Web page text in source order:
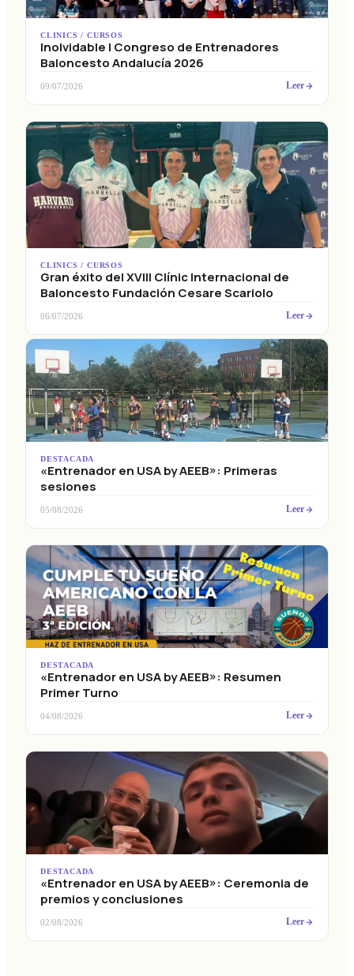
CLINICS / CURSOS
Inolvidable I Congreso de Entrenadores
Baloncesto Andalucía 2026
09/07/2026 Leer
CLINICS / CURSOS
Gran éxito del XVIII Clínic Internacional de
Baloncesto Fundación Cesare Scariolo
06/07/2026 Leer
DESTACADA
«Entrenador en USA by AEEB»: Primeras
sesiones
05/08/2026 Leer
DESTACADA
«Entrenador en USA by AEEB»: Resumen
Primer Turno
04/08/2026 Leer
DESTACADA
«Entrenador en USA by AEEB»: Ceremonia de
premios y conclusiones
02/08/2026 Leer